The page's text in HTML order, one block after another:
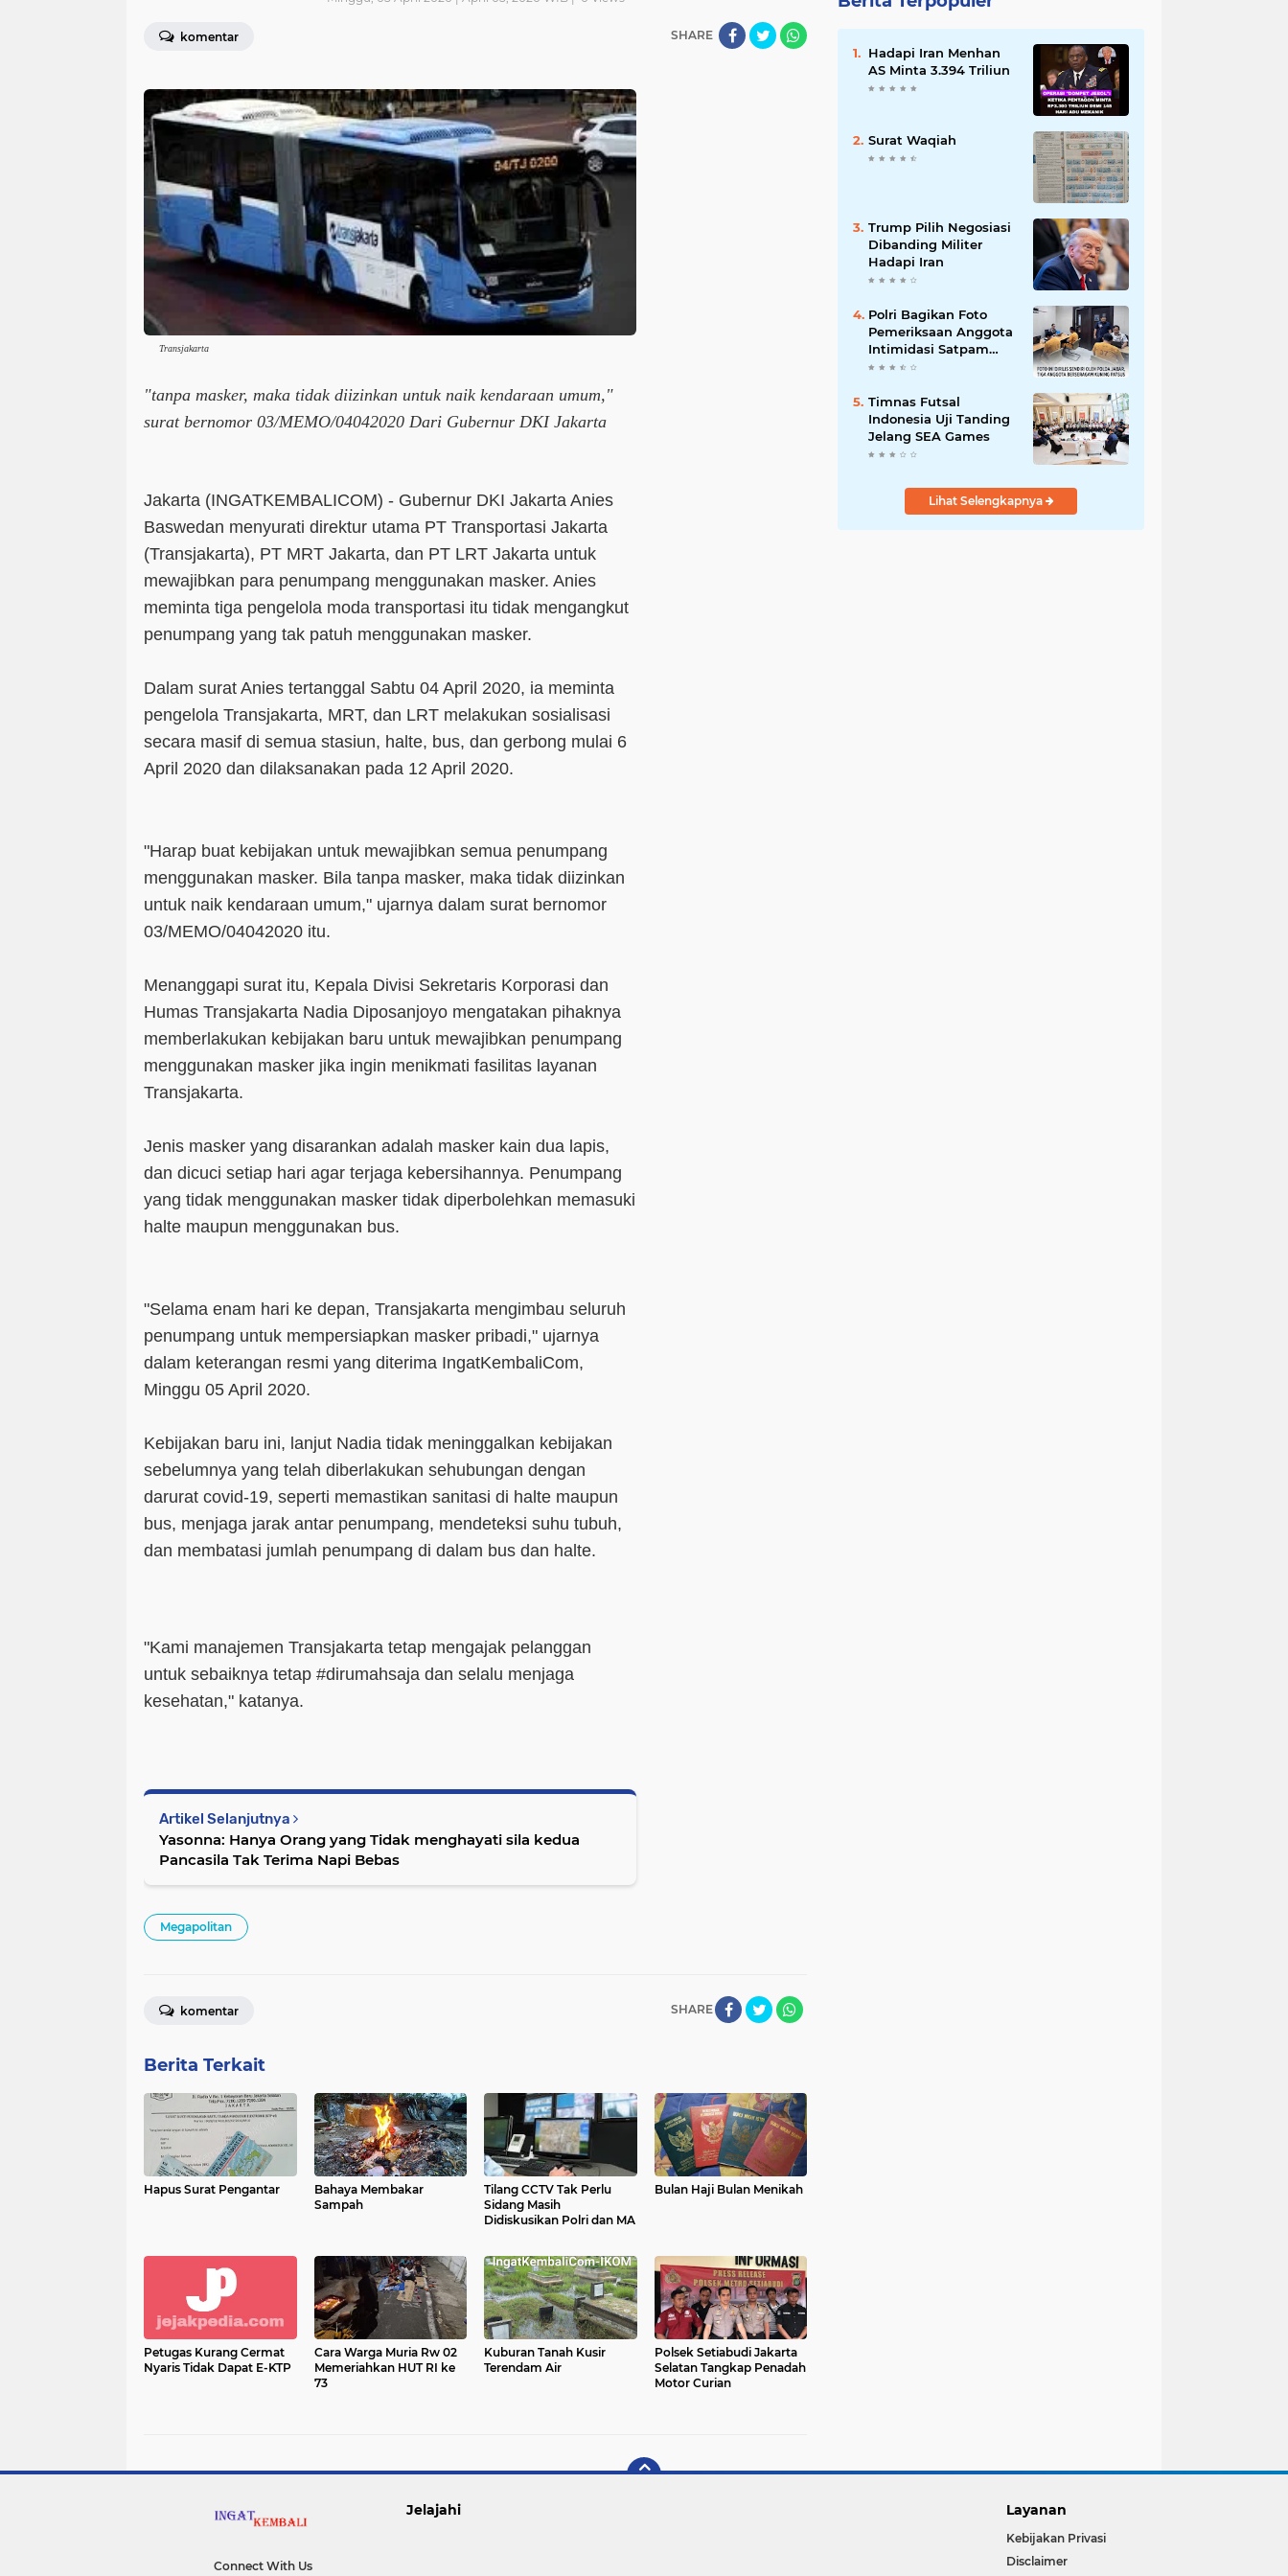
komentar SHARE
Transjakarta
"tanpa masker, maka tidak diizinkan untuk naik kendaraan umum,"
surat bernomor 03/MEMO/04042020 Dari Gubernur DKI Jakarta
Jakarta (INGATKEMBALICOM) - Gubernur DKI Jakarta Anies
Baswedan menyurati direktur utama PT Transportasi Jakarta
(Transjakarta), PT MRT Jakarta, dan PT LRT Jakarta untuk
mewajibkan para penumpang menggunakan masker. Anies
meminta tiga pengelola moda transportasi itu tidak mengangkut
penumpang yang tak patuh menggunakan masker.
Dalam surat Anies tertanggal Sabtu 04 April 2020, ia meminta
pengelola Transjakarta, MRT, dan LRT melakukan sosialisasi
secara masif di semua stasiun, halte, bus, dan gerbong mulai 6
April 2020 dan dilaksanakan pada 12 April 2020.
"Harap buat kebijakan untuk mewajibkan semua penumpang
menggunakan masker. Bila tanpa masker, maka tidak diizinkan
untuk naik kendaraan umum," ujarnya dalam surat bernomor
03/MEMO/04042020 itu.
Menanggapi surat itu, Kepala Divisi Sekretaris Korporasi dan
Humas Transjakarta Nadia Diposanjoyo mengatakan pihaknya
memberlakukan kebijakan baru untuk mewajibkan penumpang
menggunakan masker jika ingin menikmati fasilitas layanan
Transjakarta.
Jenis masker yang disarankan adalah masker kain dua lapis,
dan dicuci setiap hari agar terjaga kebersihannya. Penumpang
yang tidak menggunakan masker tidak diperbolehkan memasuki
halte maupun menggunakan bus.
"Selama enam hari ke depan, Transjakarta mengimbau seluruh
penumpang untuk mempersiapkan masker pribadi," ujarnya
dalam keterangan resmi yang diterima IngatKembaliCom,
Minggu 05 April 2020.
Kebijakan baru ini, lanjut Nadia tidak meninggalkan kebijakan
sebelumnya yang telah diberlakukan sehubungan dengan
darurat covid-19, seperti memastikan sanitasi di halte maupun
bus, menjaga jarak antar penumpang, mendeteksi suhu tubuh,
dan membatasi jumlah penumpang di dalam bus dan halte.
"Kami manajemen Transjakarta tetap mengajak pelanggan
untuk sebaiknya tetap #dirumahsaja dan selalu menjaga
kesehatan," katanya.
Artikel Selanjutnya
Yasonna: Hanya Orang yang Tidak menghayati sila kedua
Pancasila Tak Terima Napi Bebas
Megapolitan
SHARE
komentar
Berita Terkait
Hapus Surat Pengantar
Bahaya Membakar
Sampah
Tilang CCTV Tak Perlu
Sidang Masih
Didiskusikan Polri dan MA
Bulan Haji Bulan Menikah
Petugas Kurang Cermat
Nyaris Tidak Dapat E-KTP
Cara Warga Muria Rw 02
Memeriahkan HUT RI ke
73
Kuburan Tanah Kusir
Terendam Air
Polsek Setiabudi Jakarta
Selatan Tangkap Penadah
Motor Curian
Hadapi Iran Menhan
AS Minta 3.394 Triliun
Surat Waqiah
Trump Pilih Negosiasi
Dibanding Militer
Hadapi Iran
Polri Bagikan Foto
Pemeriksaan Anggota
Intimidasi Satpam
MRT
Timnas Futsal
Indonesia Uji Tanding
Jelang SEA Games
Lihat Selengkapnya
Connect With Us
Jelajahi Layanan
Kebijakan Privasi
Disclaimer